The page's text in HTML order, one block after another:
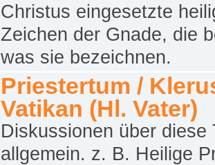
Christus eingesetzte
Zeichen der Gnade, die
was sie bezeichnen.
Priestertum /
Vatikan (Hl. Vater)
Diskussionen über diese
allgemein. z. B. Heilige